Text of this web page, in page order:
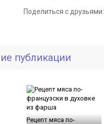
Поделиться с друзьями:
публикации
Рецепт мяса по-